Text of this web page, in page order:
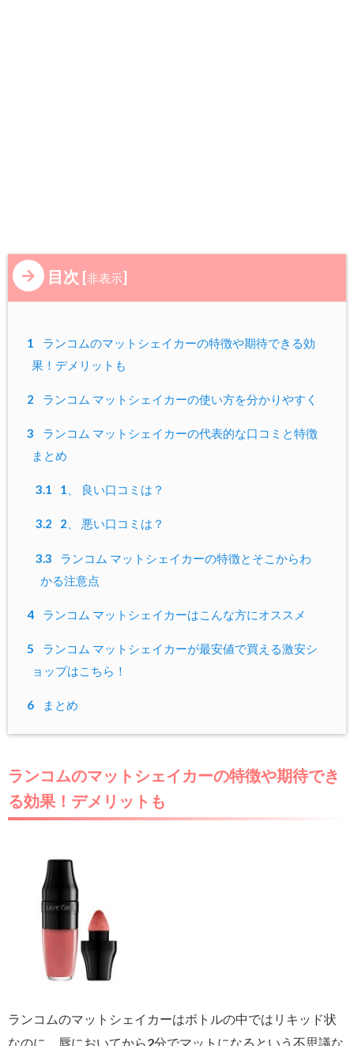
目次 [非表示]
1
ランコムのマットシェイカーの特徴や期待できる効
果！デメリットも
2 ランコム マットシェイカーの使い方を分かりやすく
3
ランコム マットシェイカーの代表的な口コミと特徴
まとめ
3.1 1、 良い口コミは？
3.2 2、 悪い口コミは？
3.3
ランコム マットシェイカーの特徴とそこからわ
かる注意点
4 ランコム マットシェイカーはこんな方にオススメ
5
ランコム マットシェイカーが最安値で買える激安シ
ョップはこちら！
6 まとめ
ランコムのマットシェイカーの特徴や期待でき
る効果！デメリットも
ランコムのマットシェイカーはボトルの中ではリキッド状
なのに、唇においてから2分でマットになるという不思議な